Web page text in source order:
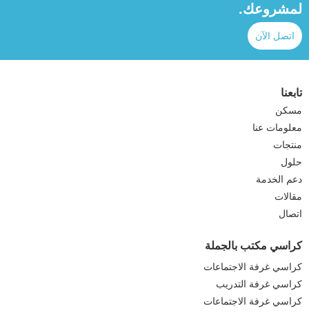
لمشروعك.
اتصل الآن
تابعنا
مسكن
معلومات عنا
منتجات
حلول
دعم الخدمة
مقالات
اتصال
كراسي مكتب بالجملة
كراسي غرفة الاجتماعات
كراسي غرفة التدريب
كراسي غرفة الاجتماعات